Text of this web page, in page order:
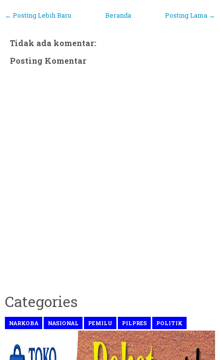
← Posting Lebih Baru Posting Lama →
Beranda
Tidak ada komentar:
Posting Komentar
Categories
NARKOBA NASIONAL PEMILU PILPRES POLITIK